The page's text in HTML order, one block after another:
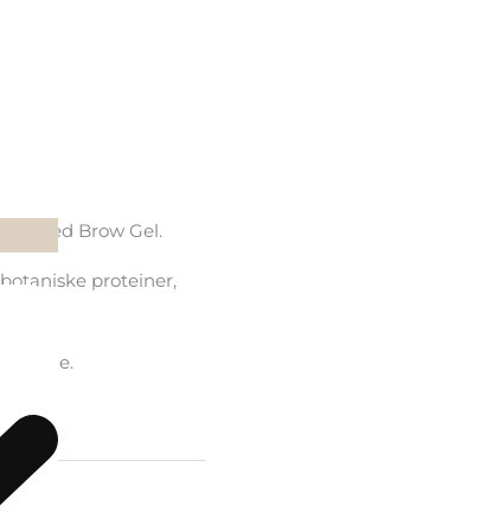
med Brow Gel.
proteiner,